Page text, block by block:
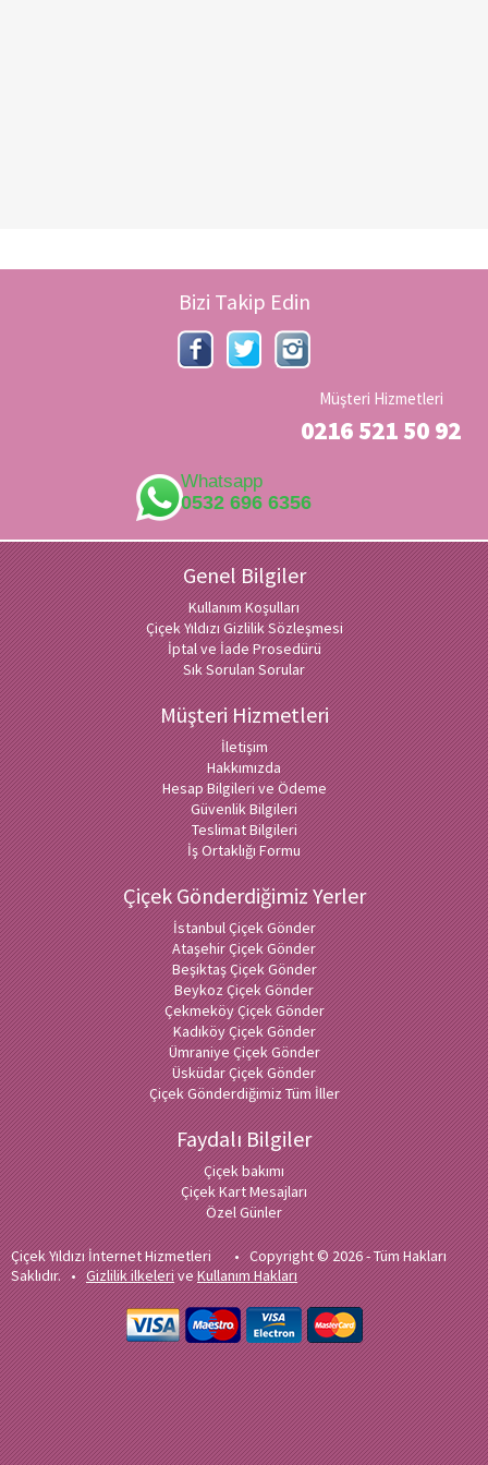
Bizi Takip Edin
Müşteri Hizmetleri
0216 521 50 92
Whatsapp
0532 696 6356
Genel Bilgiler
Kullanım Koşulları
Çiçek Yıldızı Gizlilik Sözleşmesi
İptal ve İade Prosedürü
Sık Sorulan Sorular
Müşteri Hizmetleri
İletişim
Hakkımızda
Hesap Bilgileri ve Ödeme
Güvenlik Bilgileri
Teslimat Bilgileri
İş Ortaklığı Formu
Çiçek Gönderdiğimiz Yerler
İstanbul Çiçek Gönder
Ataşehir Çiçek Gönder
Beşiktaş Çiçek Gönder
Beykoz Çiçek Gönder
Çekmeköy Çiçek Gönder
Kadıköy Çiçek Gönder
Ümraniye Çiçek Gönder
Üsküdar Çiçek Gönder
Çiçek Gönderdiğimiz Tüm İller
Faydalı Bilgiler
Çiçek bakımı
Çiçek Kart Mesajları
Özel Günler
Çiçek Yıldızı İnternet Hizmetleri • Copyright © 2026 - Tüm Hakları
Saklıdır. •Gizlilik ilkeleriveKullanım Hakları